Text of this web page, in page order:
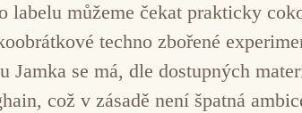
můžeme čekat prakticky
techno zbořené
se má, dle dostupných
což v zásadě není špatná